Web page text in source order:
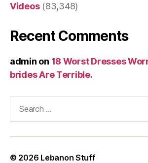
Videos(83,348)
Recent Comments
admin on 18 Worst Dresses
brides Are Terrible.
© 2026 Lebanon Stuff